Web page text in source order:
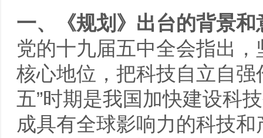
一、《规划》出台的背景和
党的十九届五中全会指出
核心地位，把科技自立自
五”时期是我国加快建设科
成具有全球影响力的科技